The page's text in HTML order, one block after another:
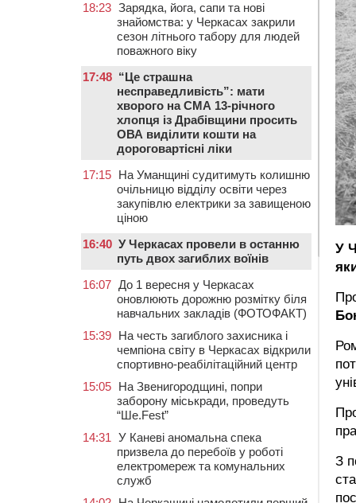
У
З
18:23 Зарядка, йога, сапи та нові
знайомства: у Черкасах закрили
сезон літнього табору для людей
поважного віку
17:48 “Це страшна
несправедливість”: мати
хворого на СМА 13-річного
хлопця із Драбівщини просить
ОВА виділити кошти на
дороговартісні ліки
17:15 На Уманщині судитимуть колишню
очільницю відділу освіти через
закупівлю електрики за завищеною
ціною
16:40 У Черкасах провели в останню
путь двох загиблих воїнів
16:07 До 1 вересня у Черкасах
оновлюють дорожню розмітку біля
навчальних закладів (ФОТОФАКТ)
15:39 На честь загиблого захисника і
чемпіона світу в Черкасах відкрили
спортивно-реабілітаційний центр
15:05 На Звенигородщині, попри
заборону міськради, проведуть
“Ше.Fest”
14:31 У Каневі аномальна спека
призвела до перебоїв у роботі
електромереж та комунальних
служб